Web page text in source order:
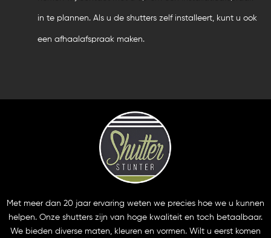
in te plannen. Als u de shutters zelf installeert, kunt u ook
een afhaalafspraak maken.
Met meer dan 20 jaar ervaring weten we precies hoe we u kunnen
helpen. Onze shutters zijn van hoge kwaliteit en toch betaalbaar.
We bieden diverse maten, kleuren en vormen. Wilt u eerst komen